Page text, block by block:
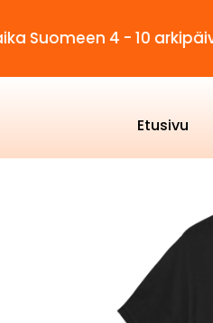
4 - 10 arkipäivää
Etusivu